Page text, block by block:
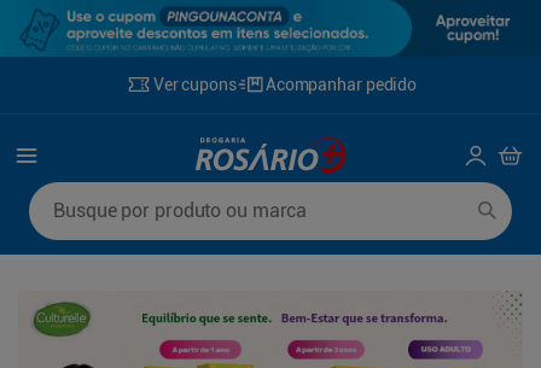
Ver cupons Acompanhar pedido
Busque por produto ou marca
Termos mais buscados
3º
fralda
la roche posay
8º
rosuvastatina 20mg
fralda g